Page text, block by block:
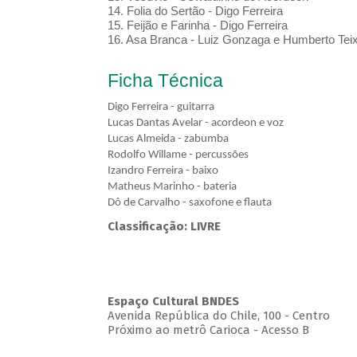
14. Folia do Sertão - Digo Ferreira
15. Feijão e Farinha - Digo Ferreira
16. Asa Branca - Luiz Gonzaga e Humberto
Ficha Técnica
Digo Ferreira - guitarra
Lucas Dantas Avelar - acordeon e voz
Lucas Almeida - zabumba
Rodolfo Willame - percussões
Izandro Ferreira - baixo
Matheus Marinho - bateria
Dô de Carvalho - saxofone e flauta
Classificação: LIVRE
Espaço Cultural BNDES
Avenida República do Chile, 100 - Centro
Próximo ao metrô Carioca - Acesso B